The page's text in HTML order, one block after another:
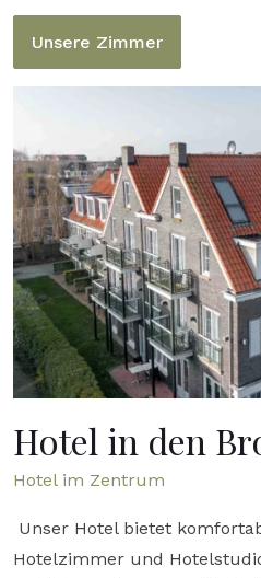
Unsere Zimmer
Hotel in den
Hotel im Zentrum
Unser Hotel bietet
Hotelzimmer und